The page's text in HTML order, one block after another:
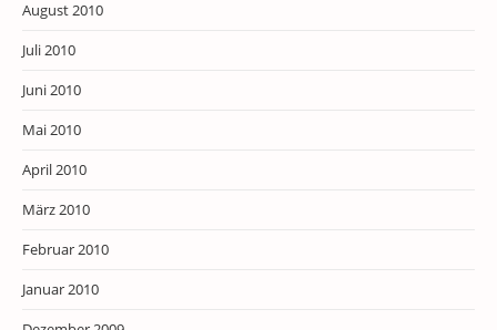
August 2010
Juli 2010
Juni 2010
Mai 2010
April 2010
März 2010
Februar 2010
Januar 2010